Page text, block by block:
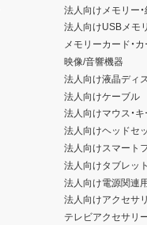
法人向けメモリー
法人向けUSBメモ
メモリーカード・
映像/音響機器
法人向け液晶ディ
法人向けケーブル
法人向けマウス・
法人向けヘッドセ
法人向けスマート
法人向けタブレッ
法人向け電源関連
法人向けアクセサ
テレビアクセサリ